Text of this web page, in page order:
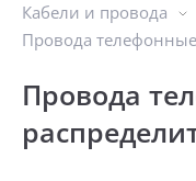
Кабели и провода
Провода
Провода